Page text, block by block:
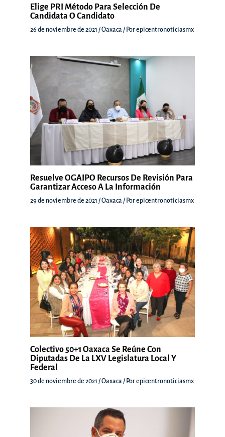
Elige PRI Método Para Selección De
Candidata O Candidato
26 de noviembre de 2021 /Oaxaca / Porepicentronoticiasmx
Resuelve OGAIPO Recursos De Revisión Para
Garantizar Acceso A La Información
29 de noviembre de 2021 /Oaxaca / Porepicentronoticiasmx
Colectivo 50+1 Oaxaca Se Reúne Con
Diputadas De La LXV Legislatura Local Y
Federal
30 de noviembre de 2021 /Oaxaca / Porepicentronoticiasmx